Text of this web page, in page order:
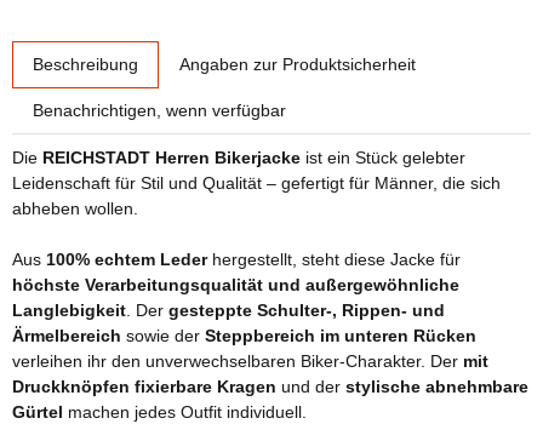
Beschreibung Angaben zur Produktsicherheit
Benachrichtigen, wenn verfügbar
Die REICHSTADT Herren Bikerjacke ist ein Stück gelebter
Leidenschaft für Stil und Qualität – gefertigt für Männer, die sich
abheben wollen.
Aus 100% echtem Lederhergestellt, steht diese Jacke für
höchste Verarbeitungsqualität und außergewöhnliche
Langlebigkeit . Der gesteppte Schulter-, Rippen- und
Ärmelbereich sowie der Steppbereich im unteren Rücken
verleihen ihr den unverwechselbaren Biker-Charakter. Der mit
Druckknöpfen fixierbare Kragen und der stylische abnehmbare
Gürtel machen jedes Outfit individuell.